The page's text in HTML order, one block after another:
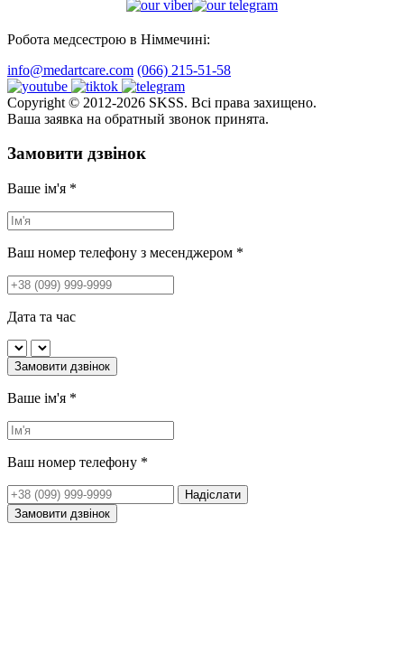
Робота медсестрою в Німмечині:
info@medartcare.com (066) 215-51-58
Copyright © 2012-2026 SKSS. Всі права захищено.
Ваша заявка на обратный звонок принята.
Замовити дзвінок
Ваше ім'я *
Ваш номер телефону з месенджером *
Дата та час
Замовити дзвінок
Ваше ім'я *
Ваш номер телефону *
Надіслати
Замовити дзвінок